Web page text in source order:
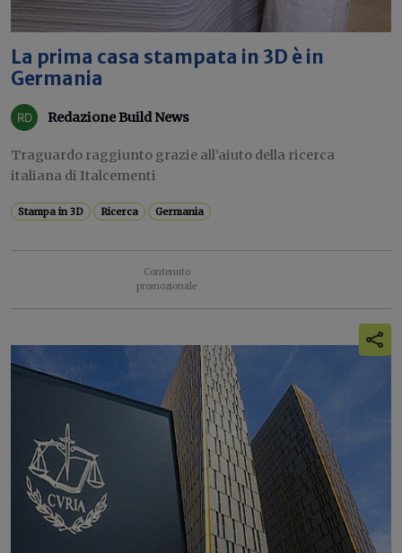
La prima casa stampata in 3D è in
Germania
Redazione Build News
Traguardo raggiunto grazie all’aiuto della ricerca
italiana di Italcementi
Stampa in 3D Ricerca Germania